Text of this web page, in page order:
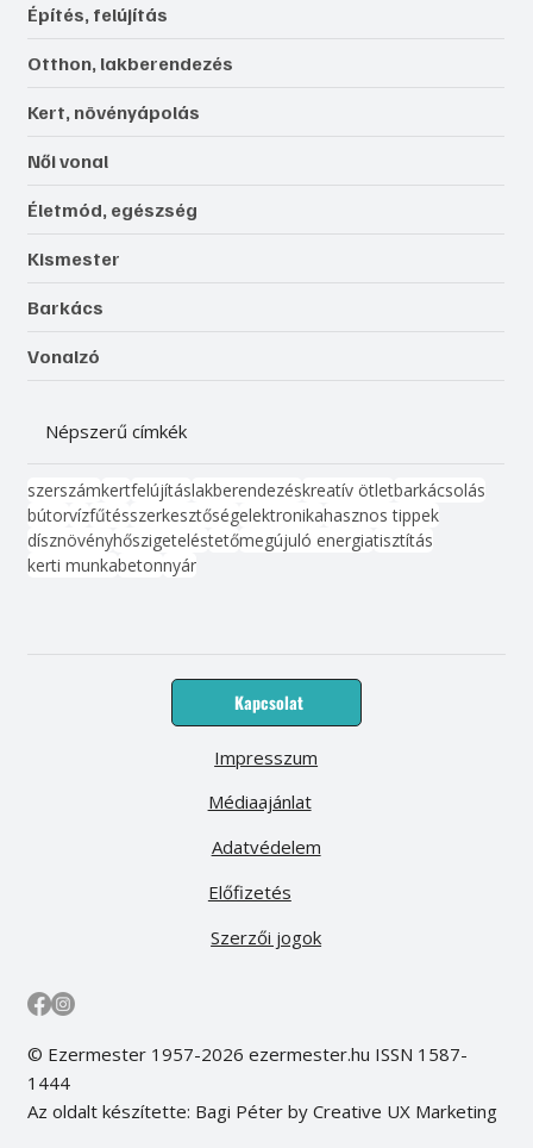
Építés, felújítás
Otthon, lakberendezés
Kert, növényápolás
Női vonal
Életmód, egészség
Kismester
Barkács
Vonalzó
Népszerű címkék
szerszámkertfelújításlakberendezéskreatív ötletbarkácsolás
bútorvízfűtésszerkesztőségelektronikahasznos tippek
dísznövényhőszigeteléstetőmegújuló energiatisztítás
kerti munkabetonnyár
Kapcsolat
Médiaajánlat
Előfizetés
Impresszum
Adatvédelem
Szerzői jogok
© Ezermester 1957-2026 ezermester.hu ISSN 1587-
1444
Az oldalt készítette: Bagi Péter by Creative UX Marketing